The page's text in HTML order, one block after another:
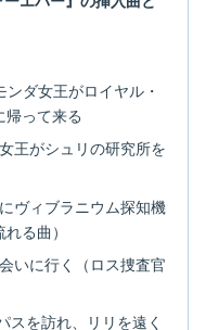
ダ女王がロイヤル・
帰って来る
王がシュリの研究所を
ヴィブラニウム探知機
る曲）
いに行く（ロス捜査官
スを訪れ、リリを遠く